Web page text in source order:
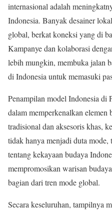
internasional adalah
Indonesia. Banyak desainer
global, berkat koneksi yang di
Kampanye dan kolaborasi
lebih mungkin, membuka jalan
di Indonesia untuk memasuki
Penampilan model Indonesia di
dalam memperkenalkan elemen
tradisional dan aksesoris khas,
tidak hanya menjadi duta mode,
tentang kekayaan budaya
mempromosikan warisan
bagian dari tren mode global.
Secara keseluruhan, tampilnya